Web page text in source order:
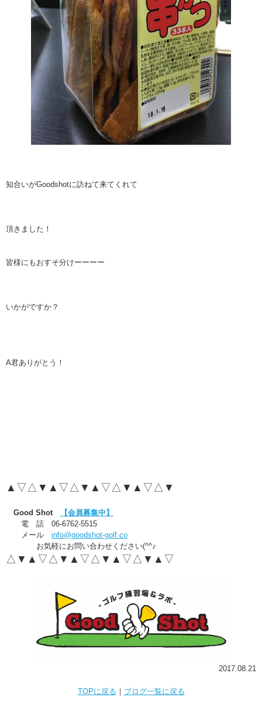
知合いがGoodshotに訪ねて来てくれて
頂きました！
皆様にもおすそ分けーーーー
いかがですか？
A君ありがとう！
▲▽△▼▲▽△▼▲▽△▼▲▽△▼
Good Shot
【会員募集中】
電 話 06-6762-5515
メール info@goodshot-golf.co
お気軽にお問い合わせください(^^♪
△▼▲▽△▼▲▽△▼▲▽△▼▲▽
2017.08.21
TOPに戻る ｜ ブログ一覧に戻る